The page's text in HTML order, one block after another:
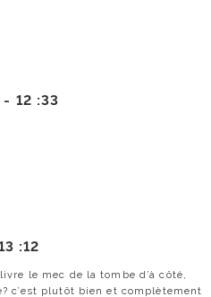
- 12 :33
:12
le mec de la tombe d’à côté,
c’est plutôt bien et complètement